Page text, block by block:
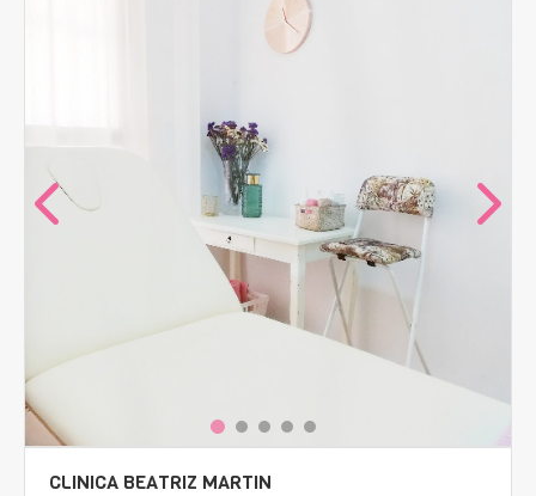
CLINICA BEATRIZ MARTIN